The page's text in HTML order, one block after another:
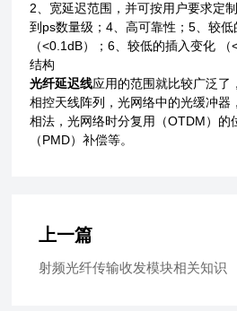
2、宽延迟范围，并可按用户要求定
到ps数量级；4、高可靠性；5、较低
（<0.1dB）；6、较低的插入变化
结构
光纤延迟线应用的范围就比较广泛了
相控天线阵列，光网络中的光缓冲器
相法，光网络时分复用（OTDM）的
（PMD）补偿等。
上一篇
射频光纤传输收发模块相关知识